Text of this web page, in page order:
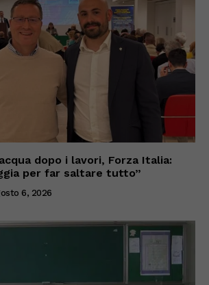
dopo i lavori, Forza Italia:
per far saltare tutto”
6, 2026